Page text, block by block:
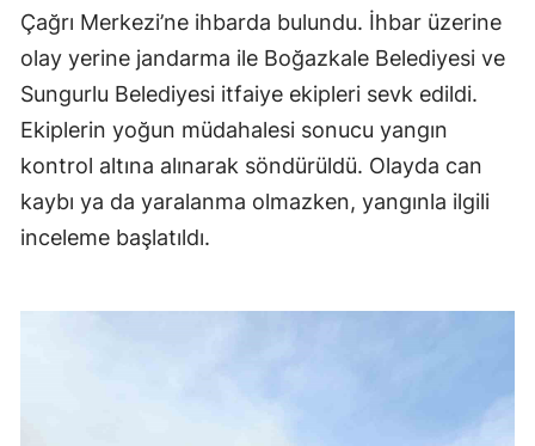
Çağrı Merkezi’ne ihbarda bulundu. İhbar üzerine
olay yerine jandarma ile Boğazkale Belediyesi ve
Sungurlu Belediyesi itfaiye ekipleri sevk edildi.
Ekiplerin yoğun müdahalesi sonucu yangın
kontrol altına alınarak söndürüldü. Olayda can
kaybı ya da yaralanma olmazken, yangınla ilgili
inceleme başlatıldı.